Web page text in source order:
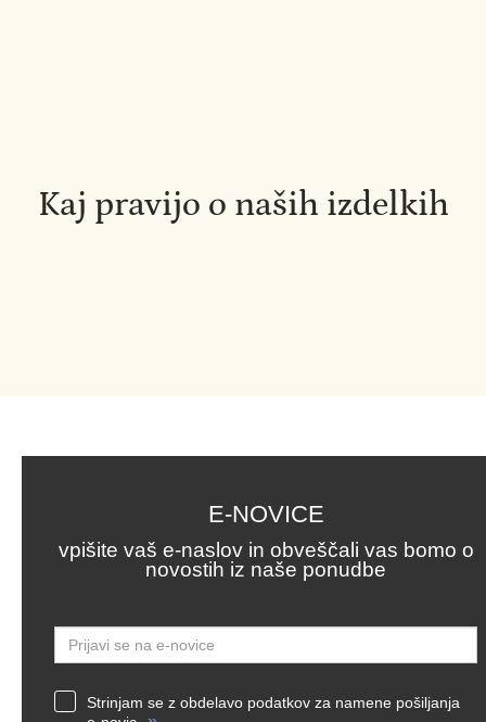
Kaj pravijo o naših izdelkih
E-NOVICE
vpišite vaš e-naslov in obveščali vas bomo o
novostih iz naše ponudbe
Strinjam se z obdelavo podatkov za namene pošiljanja